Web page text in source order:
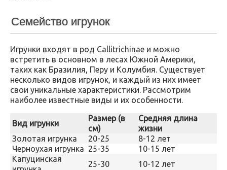
Семейство игрунок
Игрунки входят в род Callitrichinae и можно
встретить в основном в лесах Южной Америки,
таких как Бразилия, Перу и Колумбия. Существует
несколько видов игрунок, и каждый из них имеет
свои уникальные характеристики. Рассмотрим
наиболее известные виды и их особенности.
Вид игрунки
Размер (в
см)
Средняя длина
жизни
Золотая игрунка
20-25
8-12 лет
Черноухая игрунка 25-35
10-15 лет
Капуцинская
25-30 10-12 лет